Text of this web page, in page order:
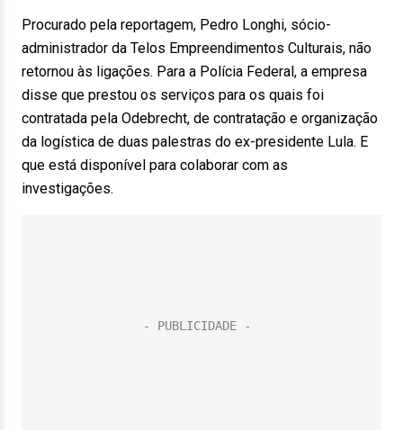
Procurado pela reportagem, Pedro Longhi, sócio-
administrador da Telos Empreendimentos Culturais, não
retornou às ligações. Para a Polícia Federal, a empresa
disse que prestou os serviços para os quais foi
contratada pela Odebrecht, de contratação e organização
da logística de duas palestras do ex-presidente Lula. E
que está disponível para colaborar com as
investigações.